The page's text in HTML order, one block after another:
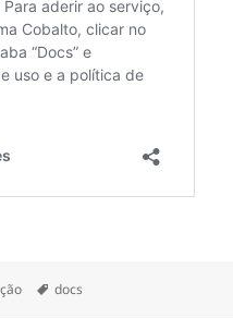
Tags
docs